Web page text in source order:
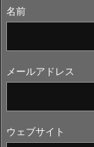
名前
メールアドレス
ウェブサイト